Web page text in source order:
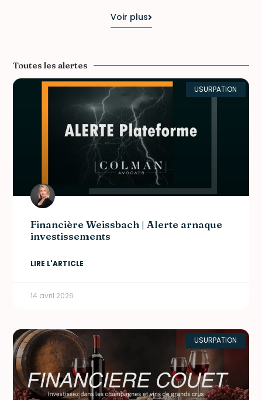
Voir plus
Toutes les alertes
USURPATION
Financière Weissbach | Alerte arnaque
investissements
LIRE L'ARTICLE
14 avril 2026
USURPATION